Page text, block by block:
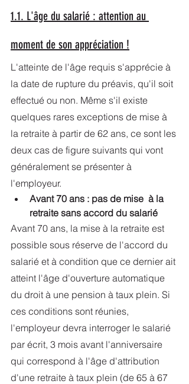
1.1. L'âge du salarié : attention au
moment de son appréciation !
L'atteinte de l'âge requis s'apprécie à
la date de rupture du préavis, qu'il soit
effectué ou non. Même s'il existe
quelques rares exceptions de mise à
la retraite à partir de 62 ans, ce sont les
deux cas de figure suivants qui vont
généralement se présenter à
l'employeur.
Avant 70 ans : pas de mise  à la
retraite sans accord du salarié
Avant 70 ans, la mise à la retraite est
possible sous réserve de l'accord du
salarié et à condition que ce dernier ait
atteint l'âge d'ouverture automatique
du droit à une pension à taux plein. Si
ces conditions sont réunies,
l'employeur devra interroger le salarié
par écrit, 3 mois avant l'anniversaire
qui correspond à l'âge d'attribution
d'une retraite à taux plein (de 65 à 67